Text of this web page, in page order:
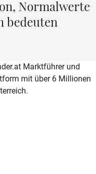
Normalwerte
bedeuten
Marktführer und
mit über 6 Millionen